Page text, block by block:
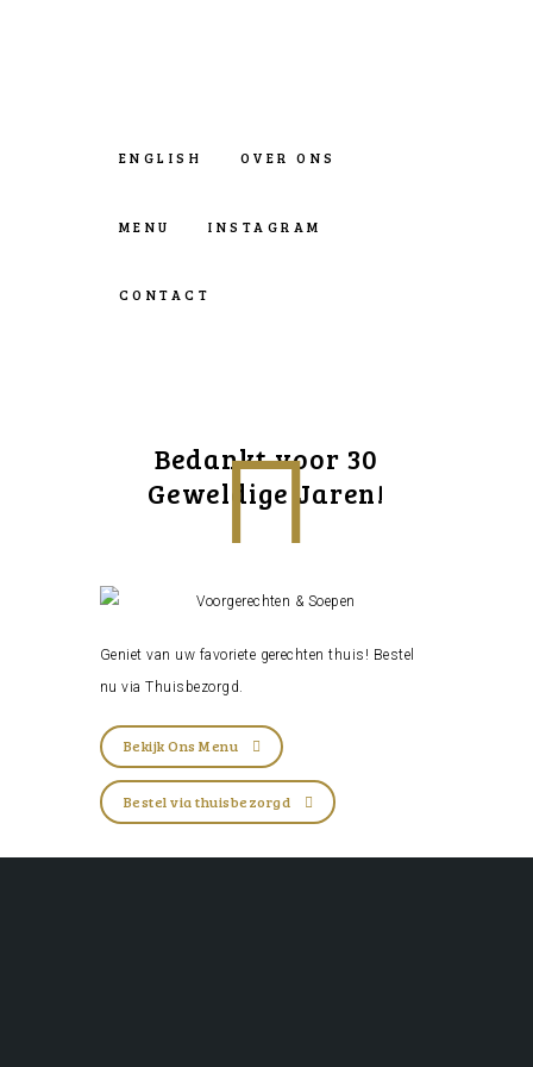
ENGLISH OVER ONS
MENU INSTAGRAM
CONTACT
Bedankt voor 30
Geweldige Jaren!
Geniet van uw favoriete gerechten thuis! Bestel
nu viaThuisbezorgd
Bekijk Ons Menu
Bestel via thuisbezorgd